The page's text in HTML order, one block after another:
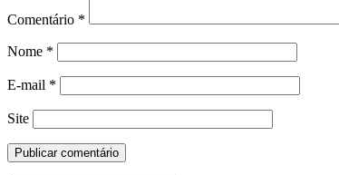
Comentário *
Nome *
E-mail *
Site